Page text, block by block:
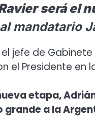
será el
mandatario
jefe de Gabinete
el Presidente en
etapa,
grande a la